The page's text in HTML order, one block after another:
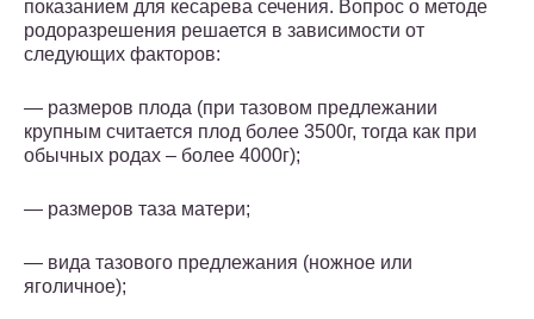
показанием для кесарева сечения. Вопрос о методе
родоразрешения решается в зависимости от
следующих факторов:
— размеров плода (при тазовом предлежании
крупным считается плод более 3500г, тогда как при
обычных родах – более 4000г);
— размеров таза матери;
— вида тазового предлежания (ножное или
яголичное);